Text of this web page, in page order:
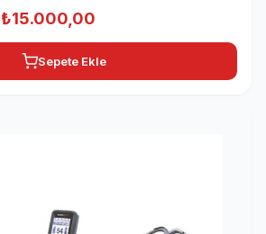
₺15.000,00
aralığı:
₺13.000,00
Sepete Ekle